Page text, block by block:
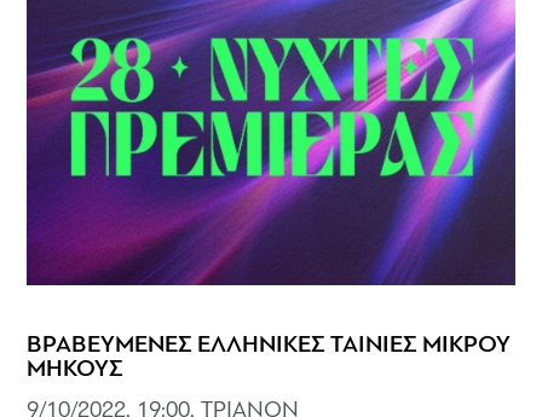
ΒΡΑΒΕΥΜΕΝΕΣ ΕΛΛΗΝΙΚΕΣ ΤΑΙΝΙΕΣ ΜΙΚΡΟΥ
ΜΗΚΟΥΣ
9/10/2022, 19:00, ΤΡΙΑΝΟΝ